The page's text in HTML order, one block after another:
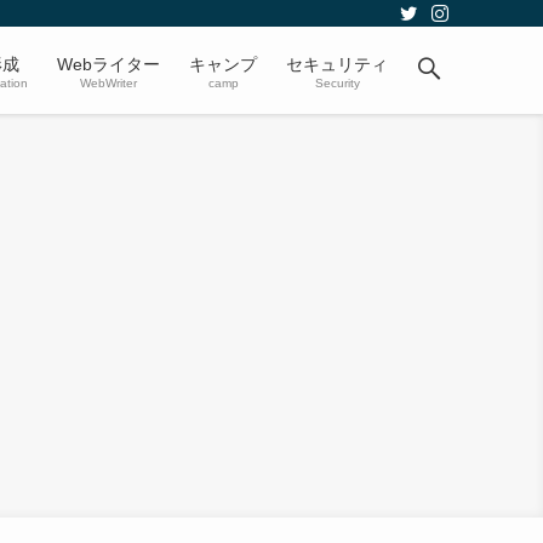
Webライター
WebWriter
キャンプ
camp
セキュリティ
Security